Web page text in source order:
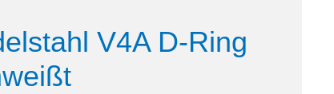
V4A D-Ring